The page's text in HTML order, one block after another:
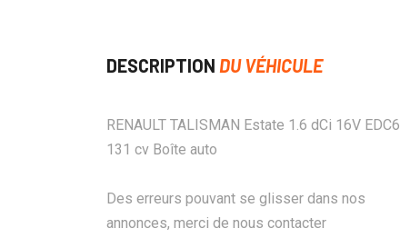
DESCRIPTION DU VÉHICULE
RENAULT TALISMAN Estate 1.6 dCi 16V EDC6
131 cv Boîte auto
Des erreurs pouvant se glisser dans nos
annonces, merci de nous contacter